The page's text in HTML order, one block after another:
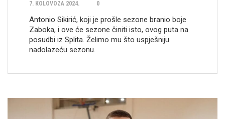
7. KOLOVOZA 2024. 0
Antonio Sikirić, koji je prošle sezone branio boje
Zaboka, i ove će sezone činiti isto, ovog puta na
posudbi iz Splita. Želimo mu što uspješniju
nadolazeću sezonu.